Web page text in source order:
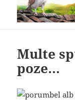
Multe
poze…